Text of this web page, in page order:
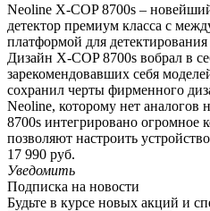
Neoline X-COP 8700s –
детектор премиум класса с
платформой для
Дизайн X-COP 8700s вобрал в
зарекомендовавших себя
сохранил черты фирменного
Neoline, которому нет
8700s интегрировано огромное
позволяют настроить
17 990 руб.
Уведомить
Подписка на новости
Будьте в курсе новых акций и